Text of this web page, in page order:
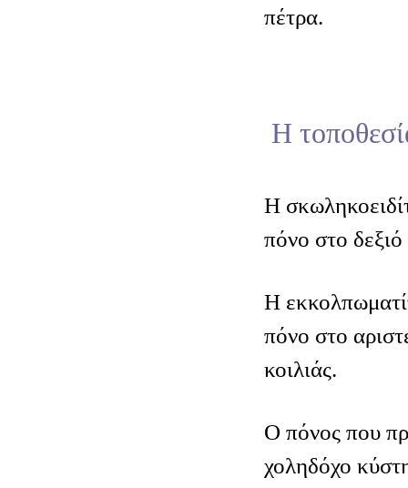
πέτρα.
Η
Η
πόνο στο
Η
πόνο στο
κοιλιάς.
Ο πόνος που
χοληδόχο